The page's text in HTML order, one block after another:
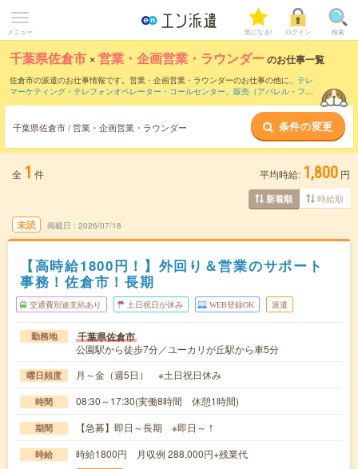
メニュー 気になる! ログイン 検索
千葉県佐倉市 ×営業・企画営業・ラウンダーのお仕事一覧
佐倉市の派遣のお仕事情報です。営業・企画営業・ラウンダーのお仕事の他に、 テレ
マーケティング・テレフォンオペレーター・コールセンター、 販売（アパレル・ファ
などのこだわり条件で絞り込ん
でいただけます。職種辞典：営業・企画営業・ラウンダーのお仕事とは？とは？
千葉県佐倉市 / 営業・企画営業・ラウンダー 条件の変更
全 1 件 平均時給: 1,800 円
新着順 時給順
未読 掲載日 2026/07/18
【高時給1800円！】外回り＆営業のサポート
事務！佐倉市！長期
交通費別途支給あり 土日祝日が休み WEB登録OK 派遣
勤務地 千葉県佐倉市
公園駅から徒歩7分／ユーカリが丘駅から車5分
曜日頻度 月～金（週5日） ※土日祝日休み
時間 08:30～17:30(実働8時間 休憩1時間)
期間 【急募】即日～長期 ※即日～！
時給 時給1800円 月収例 288,000円+残業代